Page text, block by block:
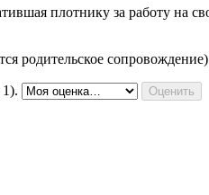
плотнику за работу на
родительское сопровождение)